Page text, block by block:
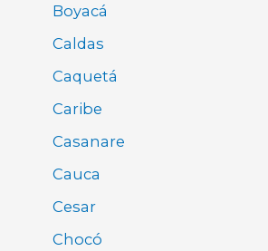
Boyacá
Caldas
Caquetá
Caribe
Casanare
Cauca
Cesar
Chocó